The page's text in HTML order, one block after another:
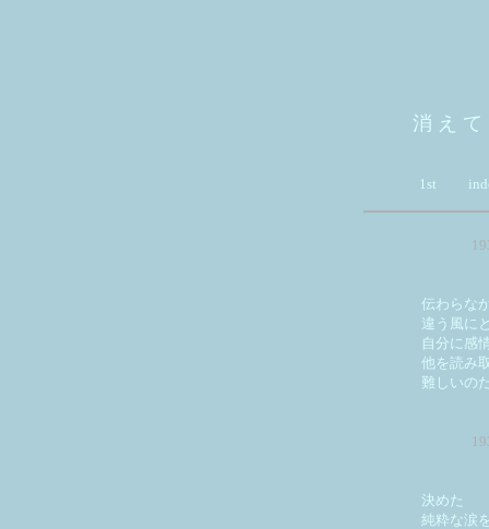
消 え て
1st
伝わらな
違う風に
自分に感
他を読み
難しいの
決めた
純粋な涙